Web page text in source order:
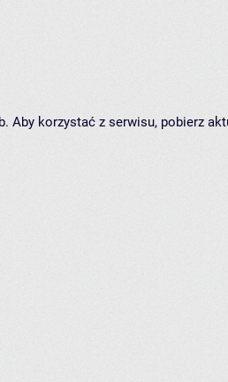
Aby korzystać z serwisu, pobierz